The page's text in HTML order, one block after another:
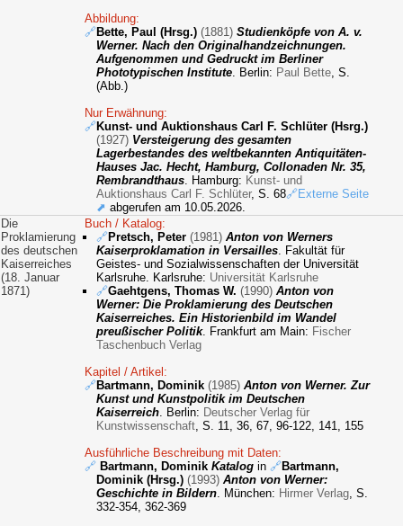
Abbildung:
🔗Bette, Paul (Hrsg.) (1881) Studienköpfe von A. v.
Werner. Nach den Originalhandzeichnungen.
Aufgenommen und Gedruckt im Berliner
Phototypischen Institute. Berlin: Paul Bette, S.
(Abb.)
Nur Erwähnung:
🔗Kunst- und Auktionshaus Carl F. Schlüter (Hsrg.)
(1927) Versteigerung des gesamten
Lagerbestandes des weltbekannten Antiquitäten-
Hauses Jac. Hecht, Hamburg, Collonaden Nr. 35,
Rembrandthaus. Hamburg: Kunst- und
Auktionshaus Carl F. Schlüter, S. 68🔗Externe Seite
⬈ abgerufen am 10.05.2026.
Die
Proklamierung
des deutschen
Kaiserreiches
(18. Januar
1871)
Buch / Katalog:
🔗Pretsch, Peter (1981) Anton von Werners
Kaiserproklamation in Versailles. Fakultät für
Geistes- und Sozialwissenschaften der Universität
Karlsruhe. Karlsruhe: Universität Karlsruhe
🔗Gaehtgens, Thomas W. (1990) Anton von
Werner: Die Proklamierung des Deutschen
Kaiserreiches. Ein Historienbild im Wandel
preußischer Politik. Frankfurt am Main: Fischer
Taschenbuch Verlag
Kapitel / Artikel:
🔗Bartmann, Dominik (1985) Anton von Werner. Zur
Kunst und Kunstpolitik im Deutschen
Kaiserreich. Berlin: Deutscher Verlag für
Kunstwissenschaft, S. 11, 36, 67, 96-122, 141, 155
Ausführliche Beschreibung mit Daten:
🔗 Bartmann, DominikKatalogin🔗Bartmann,
Dominik (Hrsg.) (1993) Anton von Werner:
Geschichte in Bildern. München: Hirmer Verlag, S.
332-354, 362-369